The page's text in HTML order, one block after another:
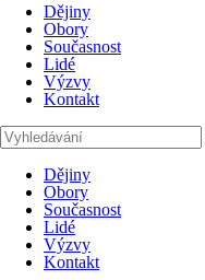
Dějiny
Obory
Současnost
Lidé
Výzvy
Kontakt
Dějiny
Obory
Současnost
Lidé
Výzvy
Kontakt